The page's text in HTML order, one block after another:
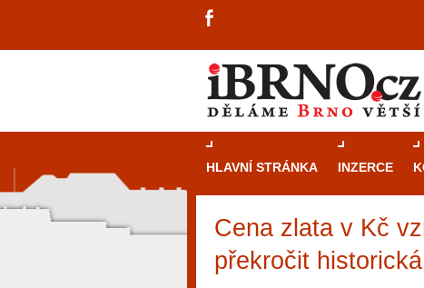
HLAVNÍ STRÁNKA INZERCE
Cena zlata v Kč
překročit